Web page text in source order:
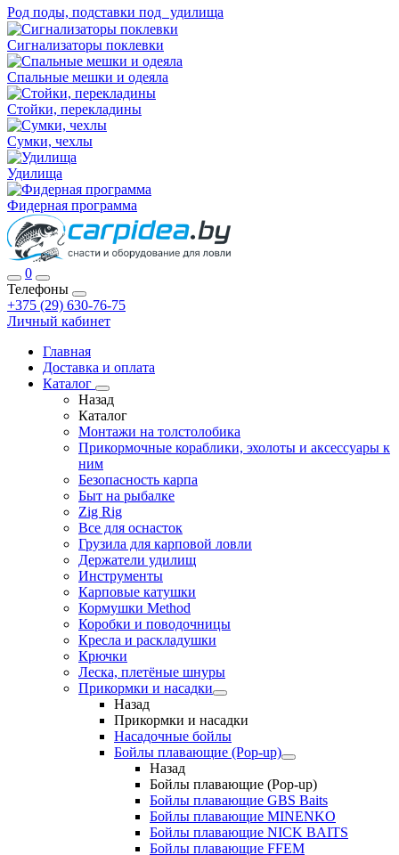
Род поды, подставки под удилища
Сигнализаторы поклевки
Спальные мешки и одеяла
Стойки, перекладины
Сумки, чехлы
Удилища
Фидерная программа
0
Телефоны
+375 (29) 630-76-75
Личный кабинет
Главная
Доставка и оплата
Каталог
Назад
Каталог
Монтажи на толстолобика
Прикормочные кораблики, эхолоты и аксессуары к
ним
Безопасность карпа
Быт на рыбалке
Zig Rig
Все для оснасток
Грузила для карповой ловли
Держатели удилищ
Инструменты
Карповые катушки
Кормушки Method
Коробки и поводочницы
Кресла и раскладушки
Крючки
Леска, плетёные шнуры
Прикормки и насадки
Назад
Прикормки и насадки
Насадочные бойлы
Бойлы плавающие (Pop-up)
Назад
Бойлы плавающие (Pop-up)
Бойлы плавающие GBS Baits
Бойлы плавающие MINENKO
Бойлы плавающие NICK BAITS
Бойлы плавающие FFEM